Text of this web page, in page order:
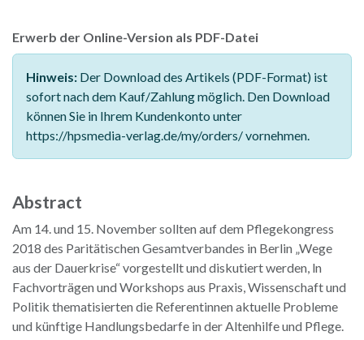
Erwerb der Online-Version als PDF-Datei
Hinweis: Der Download des Artikels (PDF-Format) ist
sofort nach dem Kauf/Zahlung möglich. Den Download
können Sie in Ihrem Kundenkonto unter
https://hpsmedia-verlag.de/my/orders/ vornehmen.
Abstract
Am 14. und 15. November sollten auf dem Pflegekongress
2018 des Paritätischen Gesamtverbandes in Berlin „Wege
aus der Dauerkrise“ vorgestellt und diskutiert werden, ln
Fachvorträgen und Workshops aus Praxis, Wissenschaft und
Politik thematisierten die Referentinnen aktuelle Probleme
und künftige Handlungsbedarfe in der Altenhilfe und Pflege.